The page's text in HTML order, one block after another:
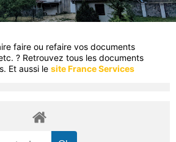
faire ou refaire vos documents
? Retrouvez tous les documents
Et aussi le site France Services